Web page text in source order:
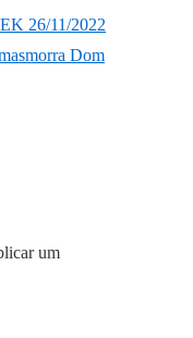
26/11/2022
Dom
um